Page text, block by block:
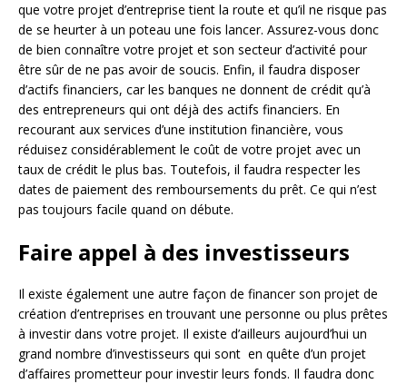
que votre projet d’entreprise tient la route et qu’il ne risque pas
de se heurter à un poteau une fois lancer. Assurez-vous donc
de bien connaître votre projet et son secteur d’activité pour
être sûr de ne pas avoir de soucis. Enfin, il faudra disposer
d’actifs financiers, car les banques ne donnent de crédit qu’à
des entrepreneurs qui ont déjà des actifs financiers. En
recourant aux services d’une institution financière, vous
réduisez considérablement le coût de votre projet avec un
taux de crédit le plus bas. Toutefois, il faudra respecter les
dates de paiement des remboursements du prêt. Ce qui n’est
pas toujours facile quand on débute.
Faire appel à des investisseurs
Il existe également une autre façon de financer son projet de
création d’entreprises en trouvant une personne ou plus prêtes
à investir dans votre projet. Il existe d’ailleurs aujourd’hui un
grand nombre d’investisseurs qui sont en quête d’un projet
d’affaires prometteur pour investir leurs fonds. Il faudra donc